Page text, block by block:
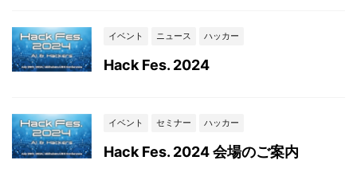
イベント ニュース ハッカー
Hack Fes. 2024
イベント セミナー ハッカー
Hack Fes. 2024 会場のご案内